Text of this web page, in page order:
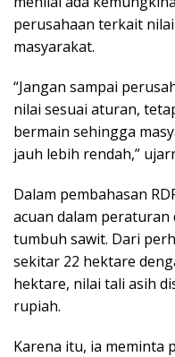
perusahaan terkait
masyarakat.
“Jangan sampai
nilai sesuai aturan,
bermain sehingga
jauh lebih rendah,”
Dalam pembahasan
acuan dalam
tumbuh sawit. Dari
sekitar 22 hektare
hektare, nilai tali asih
rupiah.
Karena itu, ia meminta